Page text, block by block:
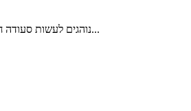
נוהגים לעשות סעודה חגיגית רבת משתתפים לאחר הברית, והיא סעודת מצווה. נוהג זה מקורו בסעודה שערך אברהם אבינו לבנו: "וַיַּעַשׂ אַבְרָהָם מִשְׁתֶּה גָדוֹל בְּיוֹם הִגָּמֵל אֶת יִצְחָק" (בראשית כ"א 8). דרכו...